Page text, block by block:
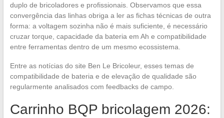
duplo de bricoladores e profissionais. Observamos que essa
convergência das linhas obriga a ler as fichas técnicas de outra
forma: a voltagem sozinha não é mais suficiente, é necessário
cruzar torque, capacidade da bateria em Ah e compatibilidade
entre ferramentas dentro de um mesmo ecossistema.
Entre as notícias do site Ben Le Bricoleur, esses temas de
compatibilidade de bateria e de elevação de qualidade são
regularmente analisados com feedbacks de campo.
Carrinho BQP bricolagem 2026: